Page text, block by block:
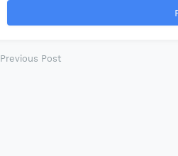
Previous Post